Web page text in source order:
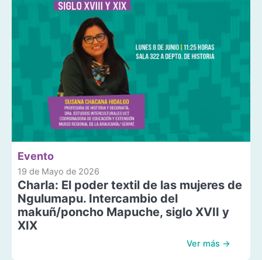
Evento
19 de Mayo de 2026
Charla: El poder textil de las mujeres de
Ngulumapu. Intercambio del
makuñ/poncho Mapuche, siglo XVII y
XIX
Ver más →